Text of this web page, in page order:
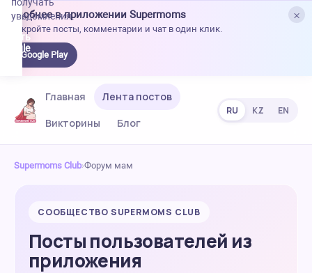
×
Удобнее в приложении Supermoms
Откройте посты, комментарии и чат в один клик.
Google Play
уведомления.
Главная
Лента постов
Викторины
Блог
RU KZ EN
Supermoms Club›Форум мам
СООБЩЕСТВО SUPERMOMS CLUB
Посты пользователей из
приложения